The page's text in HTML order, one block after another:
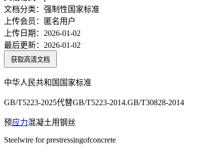
文档分类： 强制性国家标准
上传会员：
匿名用户
上传日期： 2026-01-02
最后更新： 2026-01-02
获取高清文档
中华人民共和国国家标准
GB/T5223-2025代替GB/T5223-2014.GB/T30828-2014
预应力混凝土用钢丝
Steelwire for prestressingofconcrete